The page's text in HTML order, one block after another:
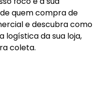
quem compra de
e descubra como
logística da sua loja,
coleta.